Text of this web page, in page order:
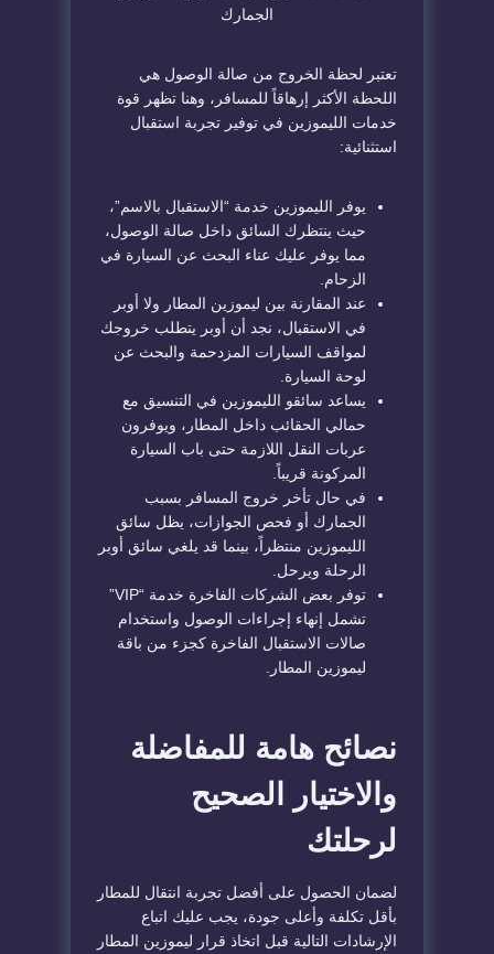
الجمارك
​تعتبر لحظة الخروج من صالة الوصول هي
اللحظة الأكثر إرهاقاً للمسافر، وهنا تظهر قوة
خدمات الليموزين في توفير تجربة استقبال
استثنائية:
​يوفر الليموزين خدمة “الاستقبال بالاسم”،
حيث ينتظرك السائق داخل صالة الوصول،
مما يوفر عليك عناء البحث عن السيارة في
الزحام.
​عند المقارنة بين ليموزين المطار ولا أوبر
في الاستقبال، نجد أن أوبر يتطلب خروجك
لمواقف السيارات المزدحمة والبحث عن
لوحة السيارة.
​يساعد سائقو الليموزين في التنسيق مع
حمالي الحقائب داخل المطار، ويوفرون
عربات النقل اللازمة حتى باب السيارة
المركونة قريباً.
​في حال تأخر خروج المسافر بسبب
الجمارك أو فحص الجوازات، يظل سائق
الليموزين منتظراً، بينما قد يلغي سائق أوبر
الرحلة ويرحل.
​توفر بعض الشركات الفاخرة خدمة “VIP”
تشمل إنهاء إجراءات الوصول واستخدام
صالات الاستقبال الفاخرة كجزء من باقة
ليموزين المطار.
​نصائح هامة للمفاضلة
والاختيار الصحيح
لرحلتك
​لضمان الحصول على أفضل تجربة انتقال للمطار
بأقل تكلفة وأعلى جودة، يجب عليك اتباع
الإرشادات التالية قبل اتخاذ قرار ليموزين المطار